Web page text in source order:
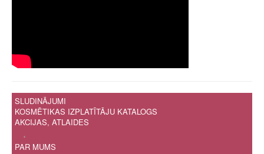
SLUDINĀJUMI
KOSMĒTIKAS IZPLATĪTĀJU KATALOGS
AKCIJAS, ATLAIDES
.
PAR MUMS